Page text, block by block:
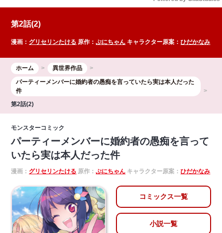
第2話(2)
漫画： グリセリンたける 原作：ぷにちゃん キャラクター原案：ひだかなみ
ホーム
異世界作品
パーティーメンバーに婚約者の愚痴を言っていたら実は本人だった
件
第2話(2)
モンスターコミック
パーティーメンバーに婚約者の愚痴を言って
いたら実は本人だった件
漫画： グリセリンたける 原作：ぷにちゃん キャラクター原案：ひだかなみ
コミックス一覧
小説一覧